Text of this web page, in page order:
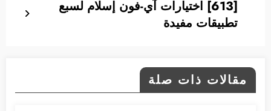
[613] اختيارات آي-فون إسلام لسبع
تطبيقات مفيدة
مقالات ذات صلة